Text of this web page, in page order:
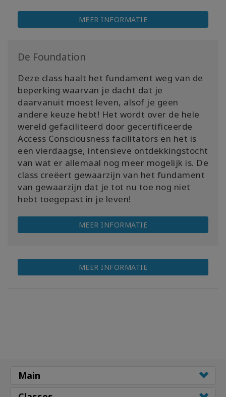
MEER INFORMATIE
De Foundation
Deze class haalt het fundament weg van de
beperking waarvan je dacht dat je
daarvanuit moest leven, alsof je geen
andere keuze hebt! Het wordt over de hele
wereld gefaciliteerd door gecertificeerde
Access Consciousness facilitators en het is
een vierdaagse, intensieve ontdekkingstocht
van wat er allemaal nog meer mogelijk is. De
class creëert gewaarzijn van het fundament
van gewaarzijn dat je tot nu toe nog niet
hebt toegepast in je leven!
MEER INFORMATIE
MEER INFORMATIE
Main